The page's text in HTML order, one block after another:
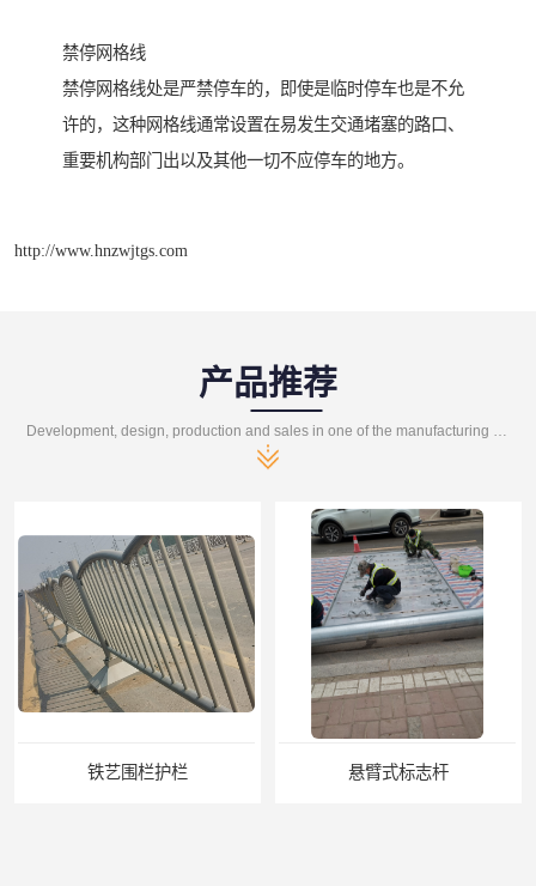
禁停网格线
禁停网格线处是严禁停车的，即使是临时停车也是不允
许的，这种网格线通常设置在易发生交通堵塞的路口、
重要机构部门出以及其他一切不应停车的地方。
http://www.hnzwjtgs.com
产品推荐
铁艺围栏护栏 悬臂式标志杆